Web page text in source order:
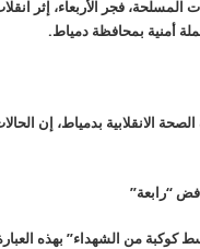
المسلحة، فجر الأربعاء، إثر
أمنية بمحافظة دمياط.
الانقلابية بدمياط، إن
فض “رابعة”
كوكبة من الشهداء” بهذه